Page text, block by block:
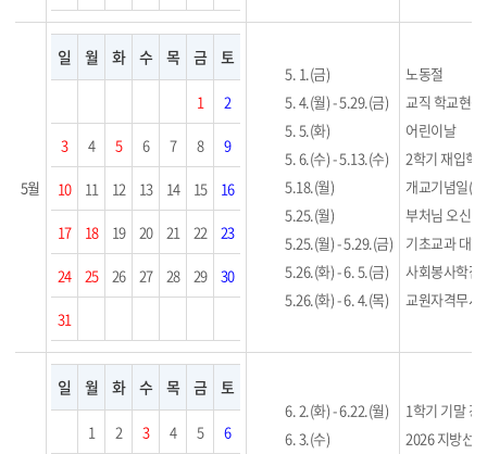
5월
일 월 화 수 목 금 토
1 2
3 4 5 6 7 8 9
10 11 12 13 14 15 16
17 18 19 20 21 22 23
24 25 26 27 28 29 30
31
5. 1.(금)
5. 4.(월) - 5.29.(금)
5. 5.(화)
5. 6.(수) - 5.13.(수)
5.18.(월)
5.25.(월)
5.25.(월) - 5.29.(금)
5.26.(화) - 6. 5.(금)
5.26.(화) - 6. 4.(목)
노동절
교직 학교현
어린이날
2학기 재입학
개교기념일
부처님 오신
기초교과 대
사회봉사학점
교원자격무시
일 월 화 수 목 금 토
1 2 3 4 5 6
6. 2.(화) - 6.22.(월)
6. 3.(수)
1학기 기말 강
2026 지방선거